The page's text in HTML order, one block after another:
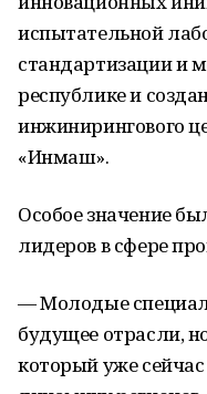
испытательной
стандартизации и
республике и
инжинирингового
«Инмаш».
Особое значение
лидеров в сфере
— Молодые
будущее отрасли,
который уже